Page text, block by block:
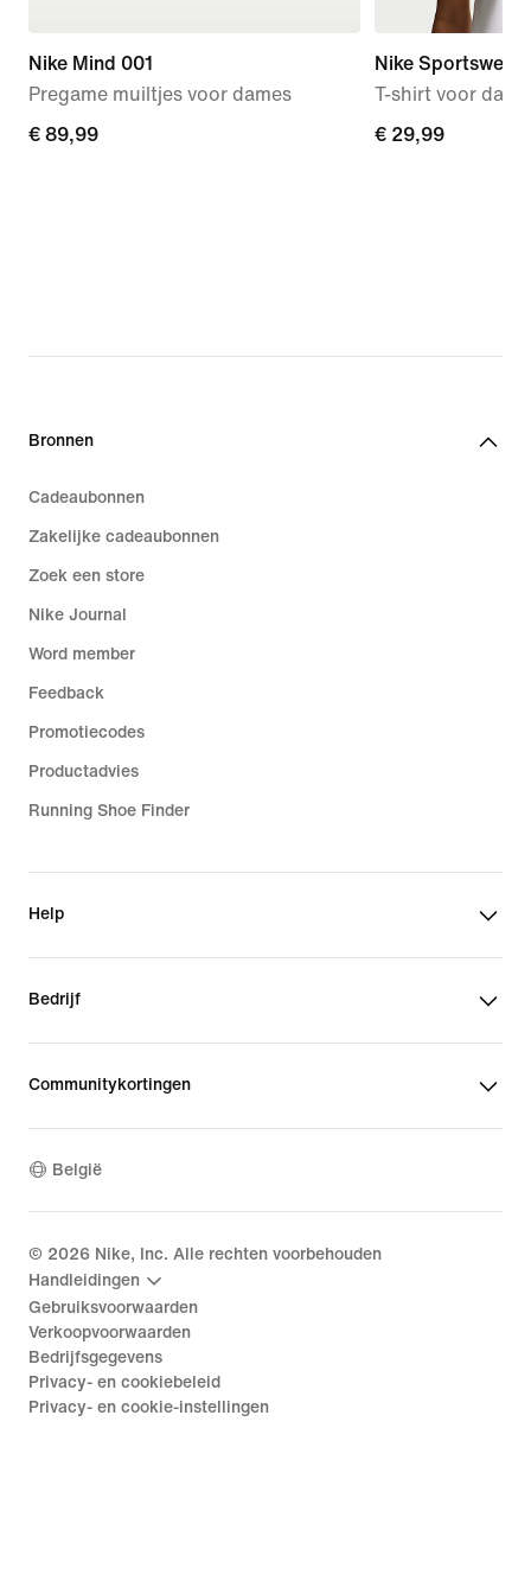
Nike Mind 001
Pregame muiltjes voor dames
€ 89,99
€ 89,99
Nike Sportswear
T-shirt voor
€ 29,99
€ 29,99
Bronnen
Cadeaubonnen
Zakelijke cadeaubonnen
Zoek een store
Nike Journal
Word member
Feedback
Promotiecodes
Productadvies
Running Shoe Finder
Help
Bedrijf
Communitykortingen
België
© 2026 Nike, Inc. Alle rechten voorbehouden
Handleidingen
Gebruiksvoorwaarden
Verkoopvoorwaarden
Bedrijfsgegevens
Privacy- en cookiebeleid
Privacy- en cookie-instellingen